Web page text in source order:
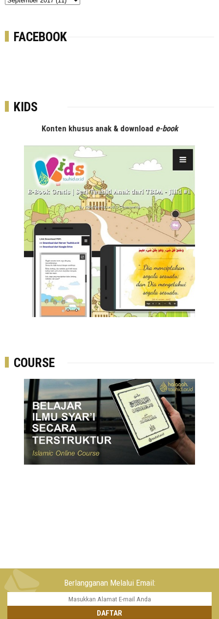
FACEBOOK
KIDS
Konten khusus anak & download e-book
COURSE
Berlangganan Melalui Email: